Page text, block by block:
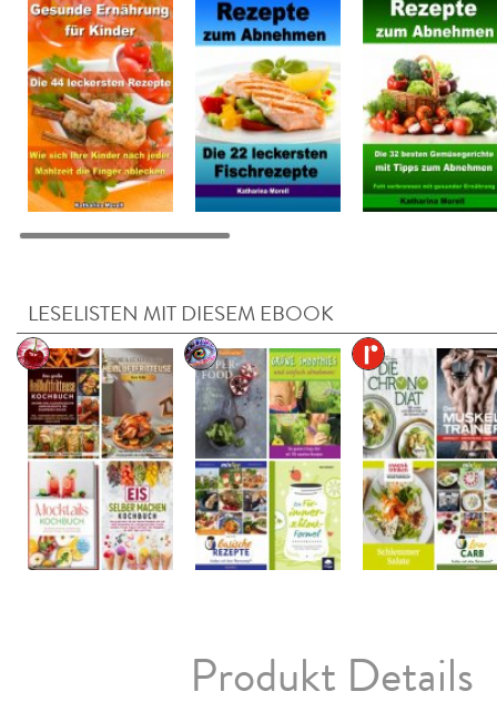
LESELISTEN MIT DIESEM EBOOK
Produkt Details